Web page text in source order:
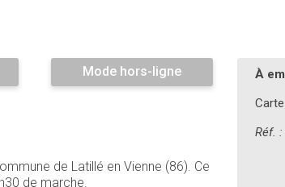
Mode hors-ligne
de Latillé en Vienne (86). Ce
de marche.
À
Réf.